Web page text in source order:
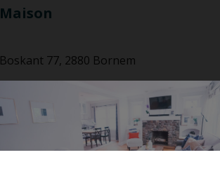
Maison
Boskant 77, 2880 Bornem
215 m² 4817 m²